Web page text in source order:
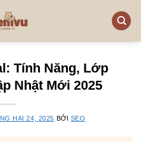
Tính Năng, Lớp
Nhật Mới 2025
HAI 24, 2025 BỞI SEO